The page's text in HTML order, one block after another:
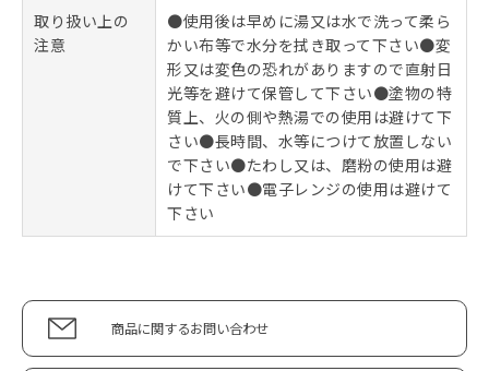
取り扱い上の
注意
●使用後は早めに湯又は水で洗って柔ら
かい布等で水分を拭き取って下さい●変
形又は変色の恐れがありますので直射日
光等を避けて保管して下さい●塗物の特
質上、火の側や熱湯での使用は避けて下
さい●長時間、水等につけて放置しない
で下さい●たわし又は、磨粉の使用は避
けて下さい●電子レンジの使用は避けて
下さい
商品に関するお問い合わせ